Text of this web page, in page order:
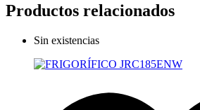
Productos relacionados
Sin existencias